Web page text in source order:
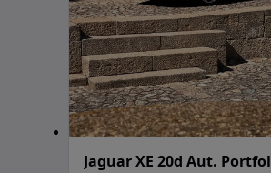
Jaguar XE 20d Aut.